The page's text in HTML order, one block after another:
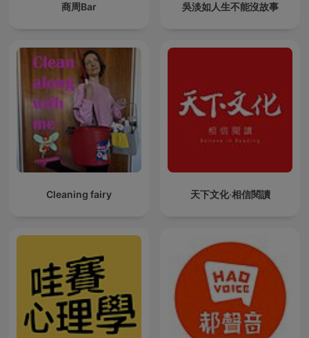
商周Bar 吳淡如人生不能沒故事
Cleaning fairy 天下文化‧相信閱讀